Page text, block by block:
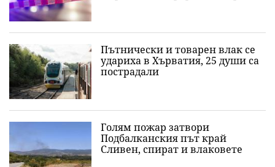
Пътнически и товарен влак се
удариха в Хърватия, 25 души са
пострадали
Голям пожар затвори
Подбалканския път край
Сливен, спират и влаковете